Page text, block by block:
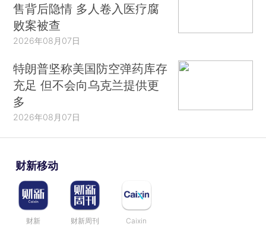
售背后隐情 多人卷入医疗腐
败案被查
2026年08月07日
特朗普坚称美国防空弹药库存
充足 但不会向乌克兰提供更
多
2026年08月07日
财新移动
财新 财新周刊 Caixin